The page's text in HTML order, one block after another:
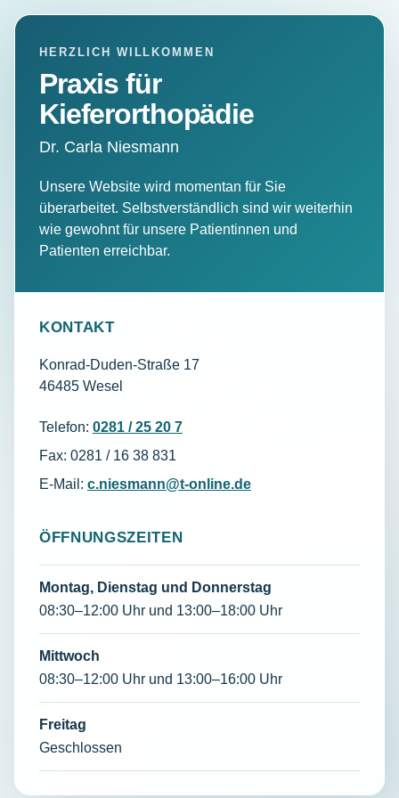
HERZLICH WILLKOMMEN
Praxis für
Kieferorthopädie
Dr. Carla Niesmann
Unsere Website wird momentan für Sie
überarbeitet. Selbstverständlich sind wir weiterhin
wie gewohnt für unsere Patientinnen und
Patienten erreichbar.
KONTAKT
Konrad-Duden-Straße 17
46485 Wesel
Telefon: 0281 / 25 20 7
Fax: 0281 / 16 38 831
E-Mail: c.niesmann@t-online.de
ÖFFNUNGSZEITEN
Montag, Dienstag und Donnerstag
08:30–12:00 Uhr und 13:00–18:00 Uhr
Mittwoch
08:30–12:00 Uhr und 13:00–16:00 Uhr
Freitag
Geschlossen